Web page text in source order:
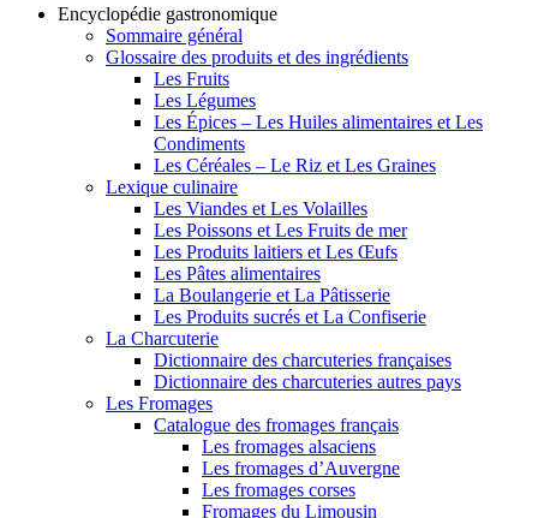
Encyclopédie gastronomique
Sommaire général
Glossaire des produits et des ingrédients
Les Fruits
Les Légumes
Les Épices – Les Huiles alimentaires et Les
Condiments
Les Céréales – Le Riz et Les Graines
Lexique culinaire
Les Viandes et Les Volailles
Les Poissons et Les Fruits de mer
Les Produits laitiers et Les Œufs
Les Pâtes alimentaires
La Boulangerie et La Pâtisserie
Les Produits sucrés et La Confiserie
La Charcuterie
Dictionnaire des charcuteries françaises
Dictionnaire des charcuteries autres pays
Les Fromages
Catalogue des fromages français
Les fromages alsaciens
Les fromages d’Auvergne
Les fromages corses
Fromages du Limousin